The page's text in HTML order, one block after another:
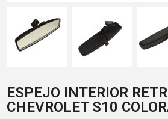
ESPEJO INTERIOR
CHEVROLET S10